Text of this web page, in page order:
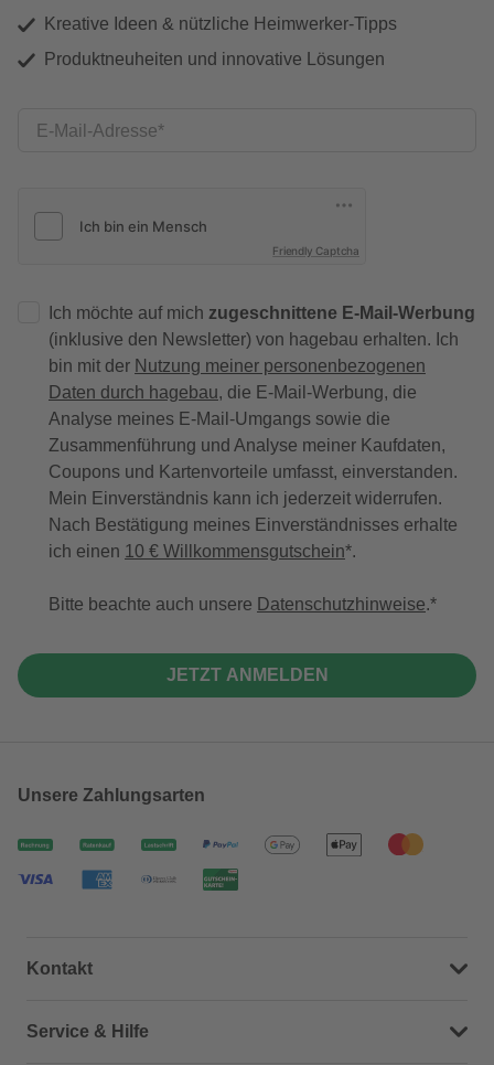
Kreative Ideen & nützliche Heimwerker-Tipps
Produktneuheiten und innovative Lösungen
E-Mail-Adresse
Friendly Captcha
Ich möchte auf mich zugeschnittene E-Mail-Werbung
(inklusive den Newsletter) von hagebau erhalten. Ich
bin mit der Nutzung meiner personenbezogenen
Daten durch hagebau, die E-Mail-Werbung, die
Analyse meines E-Mail-Umgangs sowie die
Zusammenführung und Analyse meiner Kaufdaten,
Coupons und Kartenvorteile umfasst, einverstanden.
Mein Einverständnis kann ich jederzeit widerrufen.
Nach Bestätigung meines Einverständnisses erhalte
ich einen 10 € Willkommensgutschein*.
Bitte beachte auch unsere Datenschutzhinweise.
JETZT ANMELDEN
Unsere Zahlungsarten
Kontakt
Dein Kontakt zu uns
Service & Hilfe